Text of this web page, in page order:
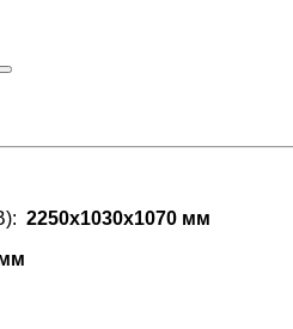
2250x1030x1070 мм